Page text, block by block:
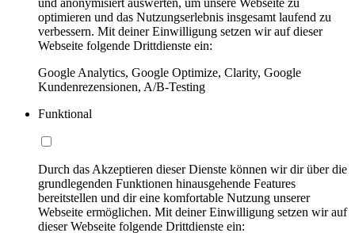
und anonymisiert auswerten, um unsere Webseite zu
optimieren und das Nutzungserlebnis insgesamt laufend zu
verbessern. Mit deiner Einwilligung setzen wir auf dieser
Webseite folgende Drittdienste ein:
Google Analytics, Google Optimize, Clarity, Google
Kundenrezensionen, A/B-Testing
Funktional
Durch das Akzeptieren dieser Dienste können wir dir über die
grundlegenden Funktionen hinausgehende Features
bereitstellen und dir eine komfortable Nutzung unserer
Webseite ermöglichen. Mit deiner Einwilligung setzen wir auf
dieser Webseite folgende Drittdienste ein: